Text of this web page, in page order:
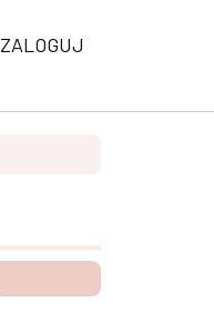
ZALOGUJ